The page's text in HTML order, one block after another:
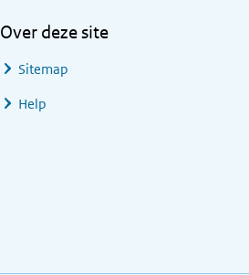
Over deze site
Sitemap
Help